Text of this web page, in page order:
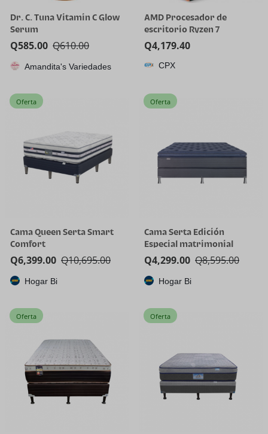
Dr. C. Tuna Vitamin C Glow
Serum
Q610.00
Q585.00
Amandita's Variedades
AMD Procesador de
escritorio Ryzen 7
5800X3D de 8 núcleos y 16
hilos con tecnología AMD
3D V-Cache
Q4,179.40
CPX
Oferta
Cama Queen Serta Smart
Comfort
Q10,695.00
Q6,399.00
Hogar Bi
Oferta
Cama Serta Edición
Especial matrimonial
Q8,595.00
Q4,299.00
Hogar Bi
Oferta Oferta